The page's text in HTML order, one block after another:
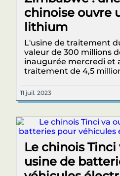
chinoise ouvre
lithium
L'usine de traitement
valeur de 300 millions
inaugurée mercredi et
traitement de 4,5
11 juil. 2023
Le chinois
usine de